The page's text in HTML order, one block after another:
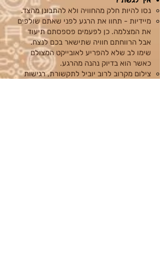
נסו להיות חלק מהחוויה ולא להתבונן מהצד.
מיידיות - תחוו את הרגע לפני שאתם שולפים
את המצלמה. כן לפעמים פספסתם תיעוד
אבל הרווחתם חוויה שתישאר בכם לנצח.
שימו לב שלא להפריע לאובייקט המצולם
כאשר הוא בדיוק נהנה מהרגע.
צילום מקרוב לרוב יוביל לתקשורת, רגישות